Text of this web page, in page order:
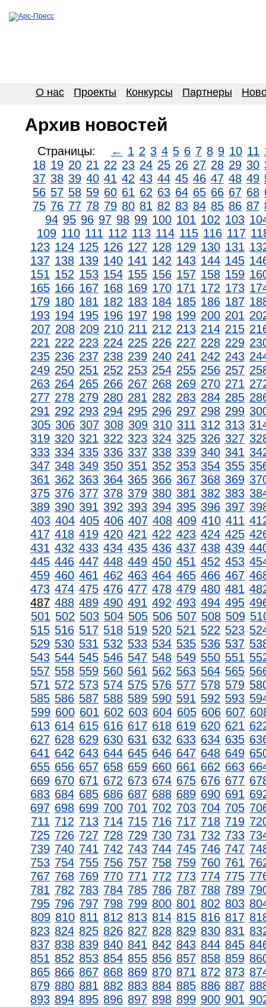
О нас Проекты Конкурсы Партнеры
Архив новостей
Страницы: ← 1 2 3 4 5 6 7 8 9 10 11
18 19 20 21 22 23 24 25 26 27 28 29 30
37 38 39 40 41 42 43 44 45 46 47 48 49
56 57 58 59 60 61 62 63 64 65 66 67 68
75 76 77 78 79 80 81 82 83 84 85 86 87
94 95 96 97 98 99 100 101 102 103
109 110 111 112 113 114 115 116 117
123 124 125 126 127 128 129 130 131
137 138 139 140 141 142 143 144 145
151 152 153 154 155 156 157 158 159
165 166 167 168 169 170 171 172 173
179 180 181 182 183 184 185 186 187
193 194 195 196 197 198 199 200 201
207 208 209 210 211 212 213 214 215
221 222 223 224 225 226 227 228 229
235 236 237 238 239 240 241 242 243
249 250 251 252 253 254 255 256 257
263 264 265 266 267 268 269 270 271
277 278 279 280 281 282 283 284 285
291 292 293 294 295 296 297 298 299
305 306 307 308 309 310 311 312 313
319 320 321 322 323 324 325 326 327
333 334 335 336 337 338 339 340 341
347 348 349 350 351 352 353 354 355
361 362 363 364 365 366 367 368 369
375 376 377 378 379 380 381 382 383
389 390 391 392 393 394 395 396 397
403 404 405 406 407 408 409 410 411
417 418 419 420 421 422 423 424 425
431 432 433 434 435 436 437 438 439
445 446 447 448 449 450 451 452 453
459 460 461 462 463 464 465 466 467
473 474 475 476 477 478 479 480 481
487 488 489 490 491 492 493 494 495
501 502 503 504 505 506 507 508 509
515 516 517 518 519 520 521 522 523
529 530 531 532 533 534 535 536 537
543 544 545 546 547 548 549 550 551
557 558 559 560 561 562 563 564 565
571 572 573 574 575 576 577 578 579
585 586 587 588 589 590 591 592 593
599 600 601 602 603 604 605 606 607
613 614 615 616 617 618 619 620 621
627 628 629 630 631 632 633 634 635
641 642 643 644 645 646 647 648 649
655 656 657 658 659 660 661 662 663
669 670 671 672 673 674 675 676 677
683 684 685 686 687 688 689 690 691
697 698 699 700 701 702 703 704 705
711 712 713 714 715 716 717 718 719
725 726 727 728 729 730 731 732 733
739 740 741 742 743 744 745 746 747
753 754 755 756 757 758 759 760 761
767 768 769 770 771 772 773 774 775
781 782 783 784 785 786 787 788 789
795 796 797 798 799 800 801 802 803
809 810 811 812 813 814 815 816 817
823 824 825 826 827 828 829 830 831
837 838 839 840 841 842 843 844 845
851 852 853 854 855 856 857 858 859
865 866 867 868 869 870 871 872 873
879 880 881 882 883 884 885 886 887
893 894 895 896 897 898 899 900 901